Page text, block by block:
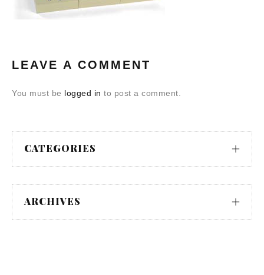
LEAVE A COMMENT
You must be logged in to post a comment.
CATEGORIES
ARCHIVES